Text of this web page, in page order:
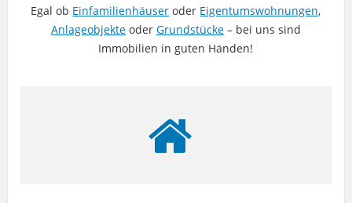
Egal ob Einfamilienhäuser oder Eigentumswohnungen,
Anlageobjekteoder Grundstücke– bei uns sind
Immobilien in guten Händen!